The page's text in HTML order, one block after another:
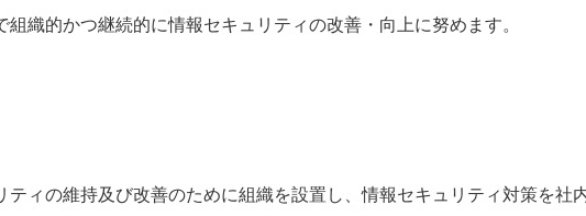
織的かつ継続的に情報セキュリティの改善・向上に努めます。
ティの維持及び改善のために組織を設置し、情報セキュリティ対策を社